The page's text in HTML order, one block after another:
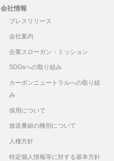
会社情報
プレスリリース
会社案内
企業スローガン・ミッション
SDGsへの取り組み
カーボンニュートラルへの取り組
み
採用について
放送番組の種別について
人権方針
特定個人情報等に対する基本方針